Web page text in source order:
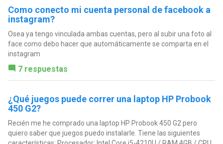
Como conecto mi cuenta personal de facebook a
instagram?
Osea ya tengo vinculada ambas cuentas, pero al subir una foto al
face como debo hacer que automáticamente se comparta en el
instagram
7 respuestas
¿Qué juegos puede correr una laptop HP Probook
450 G2?
Recién me he comprado una laptop HP Probook 450 G2 pero
quiero saber que juegos puedo instalarle. Tiene las siguientes